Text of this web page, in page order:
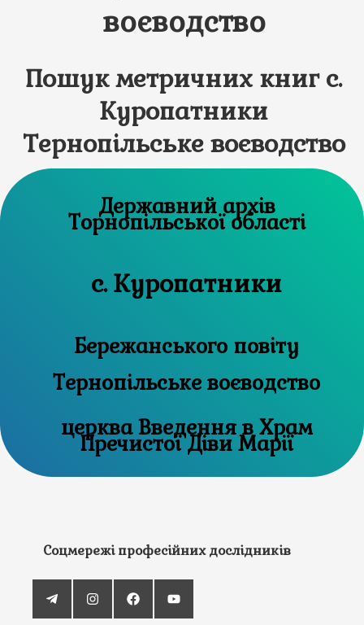
воєводство
Пошук метричних книг с.
Куропатники
Тернопільське воєводство
Державний архів
Торнопільської області
с. Куропатники
Бережанського повіту
Тернопільське воєводство
церква Введення в Храм
Пречистої Діви Марії
Соцмережі професійних дослідників